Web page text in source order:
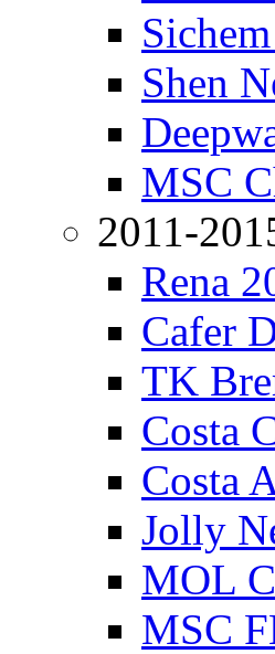
Shen
MSC
2011-
Rena
Cafer
TK
Costa
Costa
Jolly
MOL
MSC